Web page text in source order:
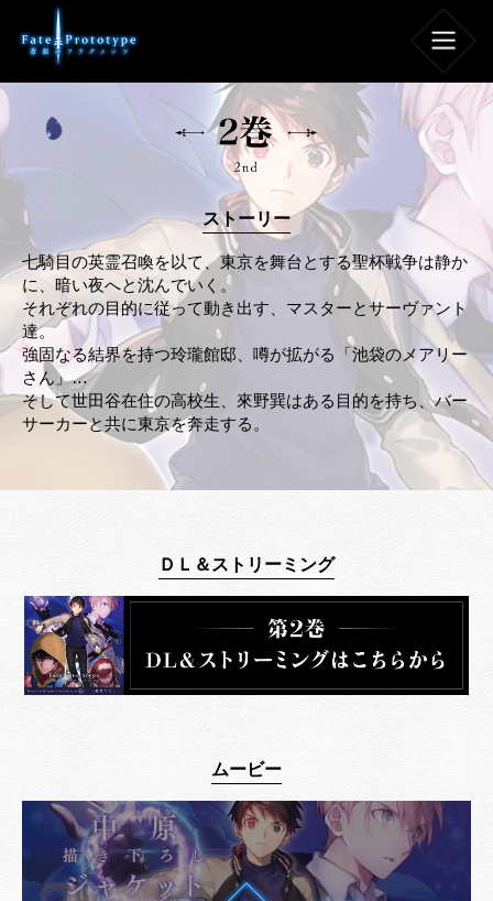
スト ーリー
七騎目の英霊召喚を以て、東京を舞台とする聖杯戦争は静か
に、暗い夜へと沈んでいく。
それぞれの目的に従って動き出す、マスターとサーヴァント
達。
強固なる結界を持つ玲瓏館邸、噂が拡がる「池袋のメアリー
さん」…
そして世田谷在住の高校生、來野巽はある目的を持ち、バー
サーカーと共に東京を奔走する。
ＤＬ＆ストリ ーミング
ムービー